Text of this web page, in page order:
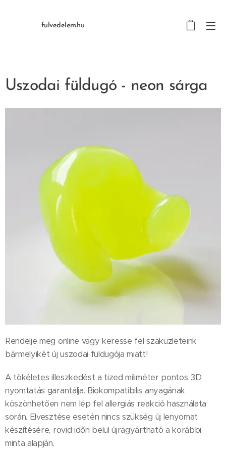
fulvedelem.hu
Uszodai füldugó - neon sárga
Rendelje meg online vagy keresse fel szaküzleteink
bármelyikét új uszodai füldugója miatt!
A tökéletes illeszkedést a tized miliméter pontos 3D
nyomtatás garantálja. Biokompatibilis anyagának
köszönhetően nem lép fel allergiás reakció használata
során. Elvesztése esetén nincs szükség új lenyomat
készítésére, rövid időn belül újragyártható a korábbi
minta alapján.